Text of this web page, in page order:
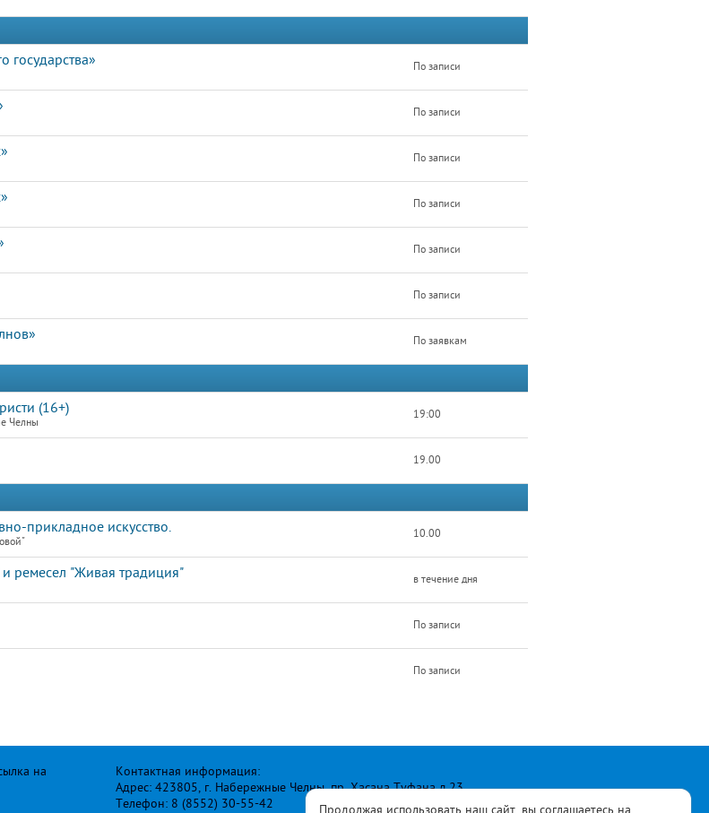
Продолжая использовать наш сайт, вы соглашаетесь на
государства»
По записи
По записи
По записи
По записи
По записи
По записи
По заявкам
(16+)
Челны
19:00
19.00
прикладное искусство.
10.00
ремесел "Живая традиция" в течение дня
По записи
По записи
на
Контактная информация:
Адрес: 423805, г. Набережные Челны, пр. Хасана Туфана д.23
Телефон: 8 (8552) 30-55-42